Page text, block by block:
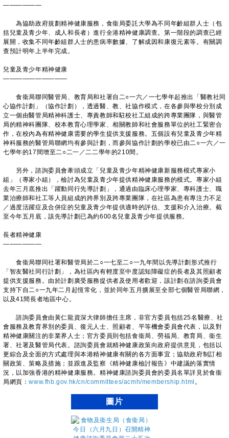
——————
為協助政府規劃精神健康服務，食衞局委託大學為不同年齡組群人士（包
括兒童及青少年、成人和長者）進行全港精神健康調查。第一階段的調查已經
展開，收集不同年齡組群人士的患病率數據、了解成因和康復元素等。有關調
查預計明年上半年完成。
兒童及青少年精神健康
——————————
食衞局聯同醫管局、教育局和社署自二○一六／一七學年起推出「醫教社同
心協作計劃」（協作計劃），透過醫、教、社協作模式，在各參與學校分別成
立一個由醫管局精神科護士、專責教師和駐校社工組成的跨專業團隊，與醫管
局的精神科團隊、校本教育心理學家、相關教師和社會服務單位的社工緊密合
作，在校內為有精神健康需要的學生提供支援服務。五個設有兒童及青少年精
神科服務的醫管局聯網均有參與計劃，而參與協作計劃的學校已由二○一六／一
七學年的17間增至二○二一／二二學年的210間。
另外，諮詢委員會牽頭成立「兒童及青少年精神健康新服務模式專家小
組」（專家小組），檢討為兒童及青少年提供精神健康服務的模式。專家小組
去年三月底推出「躍動同行先導計劃」，通過由臨床心理學家、專科護士、職
業治療師和社工等人員組成的跨界別及跨專業團隊，在社區為患有專注力不足
／過度活躍症及合併症的兒童及青少年提供適時的評估、支援和介入治療。截
至今年五月底，該先導計劃已為約600名兒童及青少年提供服務。
長者精神健康
——————
食衞局聯同社署和醫管局於二○一七至二○一九年間以先導計劃形式推行
「智友醫社同行計劃」，為社區內有輕度至中度認知障礙症的長者及其照顧者
提供支援服務。由於計劃廣受服務提供者及使用者歡迎，該計劃在諮詢委員會
支持下自二○一九年二月起恆常化，並於同年五月擴展至全部七個醫管局聯網，
以及41間長者地區中心。
諮詢委員會由黃仁龍資深大律師擔任主席，非官方委員包括25名醫療、社
會服務及教育界別的委員、復元人士、照顧者、平等機會委員會代表，以及對
精神健康關注的非業界人士；官方委員則包括食衞局、勞福局、教育局、衞生
署、社署及醫管局代表。諮詢委員會就精神健康政策向政府提供意見，包括以
更綜合及全面的方式處理與本港精神健康有關的各方面事宜；協助政府制訂相
關政策、策略及措施；並跟進及監察《精神健康檢討報告》中建議的落實情
況，以加強香港的精神健康服務。精神健康諮詢委員會的委員名單詳見於食衞
局網頁：www.fhb.gov.hk/cn/committees/acmh/membership.html 。
圖片